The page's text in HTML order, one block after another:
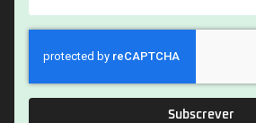
Subscrever